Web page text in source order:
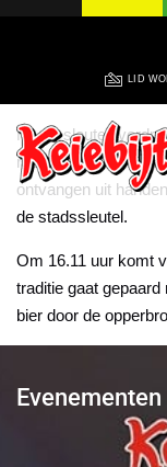
LID
Na de
mogen alle
ontvangen uit
de stadssleutel.
Om 16.11 uur komt
traditie gaat
bier door de
Evenementen